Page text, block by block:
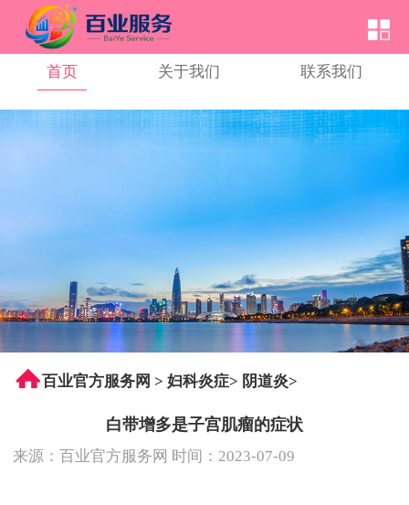
首页 关于我们 联系我们
百业官方服务网 > 妇科炎症> 阴道炎>
白带增多是子宫肌瘤的症状
来源： 百业官方服务网 时间：2023-07-09